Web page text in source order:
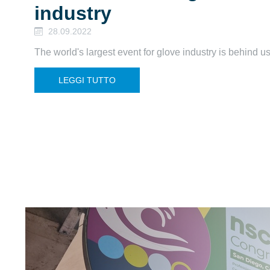
industry
28.09.2022
The world's largest event for glove industry is behind
LEGGI TUTTO